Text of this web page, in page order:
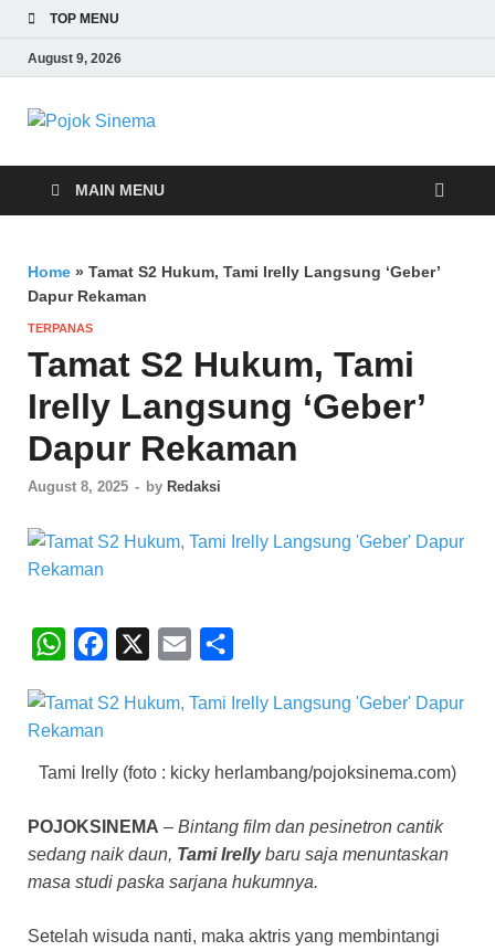
TOP MENU
August 9, 2026
Pojok Sinema
MAIN MENU
Home » Tamat S2 Hukum, Tami Irelly Langsung ‘Geber’
Dapur Rekaman
TERPANAS
Tamat S2 Hukum, Tami
Irelly Langsung ‘Geber’
Dapur Rekaman
August 8, 2025 - by Redaksi
W
a
t
s
p
c
b
k
a
l
a
e
Tami Irelly (foto : kicky herlambang/pojoksinema.com)
POJOKSINEMA – Bintang film dan pesinetron cantik
sedang naik daun, Tami Irellybaru saja menuntaskan
masa studi paska sarjana hukumnya.
Setelah wisuda nanti, maka aktris yang membintangi